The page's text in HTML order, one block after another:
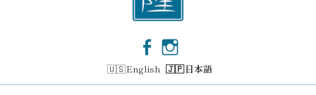
c
e
s
t
English 日本語